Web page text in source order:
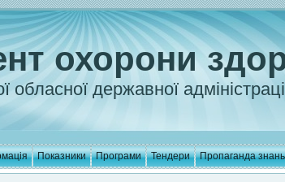
охорони
обласної державної
Показники Програми Тендери Пропаганда знань